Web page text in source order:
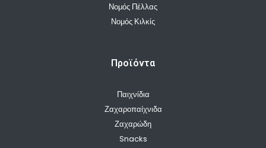
Νομός Πέλλας
Νομός Κιλκίς
Προϊόντα
Παιχνίδια
Ζαχαροπαίχνιδα
Ζαχαρώδη
Snacks